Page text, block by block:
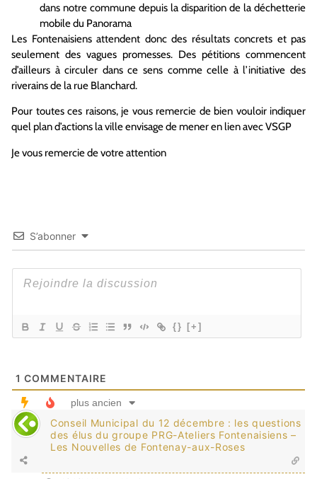
dans notre commune depuis la disparition de la déchetterie
mobile du Panorama
Les Fontenaisiens attendent donc des résultats concrets et pas
seulement des vagues promesses. Des pétitions commencent
d’ailleurs à circuler dans ce sens comme celle à l’initiative des
riverains de la rue Blanchard.
Pour toutes ces raisons, je vous remercie de bien vouloir indiquer
quel plan d’actions la ville envisage de mener en lien avec VSGP
Je vous remercie de votre attention
S’abonner
{} [+]
1 COMMENTAIRE
plus ancien
Conseil Municipal du 12 décembre : les questions
des élus du groupe PRG-Ateliers Fontenaisiens –
Les Nouvelles de Fontenay-aux-Roses